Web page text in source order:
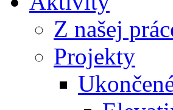
Z našej
Projekty